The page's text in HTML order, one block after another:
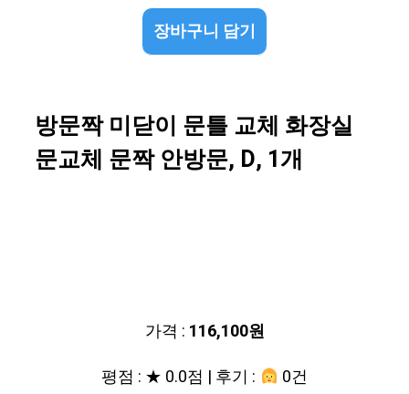
장바구니 담기
방문짝 미닫이 문틀 교체 화장실
문교체 문짝 안방문, D, 1개
가격 : 116,100원
평점 : ★ 0.0점 | 후기 :
0건